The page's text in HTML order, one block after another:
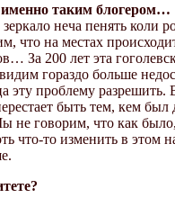
таким блогером…
неча пенять коли
что на местах
За 200 лет эта
гораздо больше
проблему разрешить.
быть тем, кем
говорим, что как было,
что-то изменить в